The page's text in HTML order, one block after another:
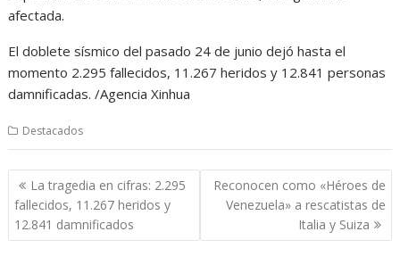
afectada.
El doblete sísmico del pasado 24 de junio dejó hasta el
momento 2.295 fallecidos, 11.267 heridos y 12.841 personas
damnificadas. /Agencia Xinhua
Destacados
Navegación
de
entradas
La tragedia en cifras: 2.295
fallecidos, 11.267 heridos y
12.841 damnificados
Reconocen como «Héroes de
Venezuela» a rescatistas de
Italia y Suiza